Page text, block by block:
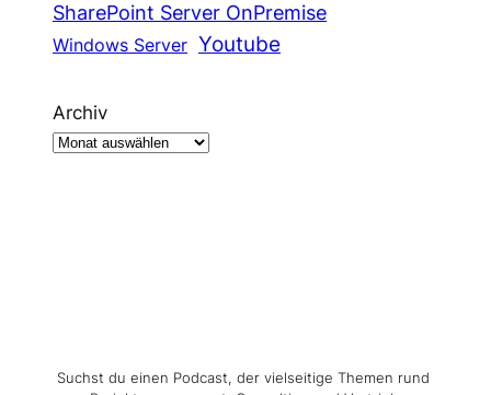
SharePoint Server OnPremise
Windows Server Youtube
Archiv
Suchst du einen Podcast, der vielseitige Themen rund